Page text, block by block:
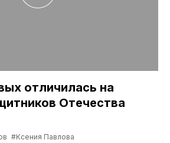
отличилась на
Отечества
#Ксения Павлова